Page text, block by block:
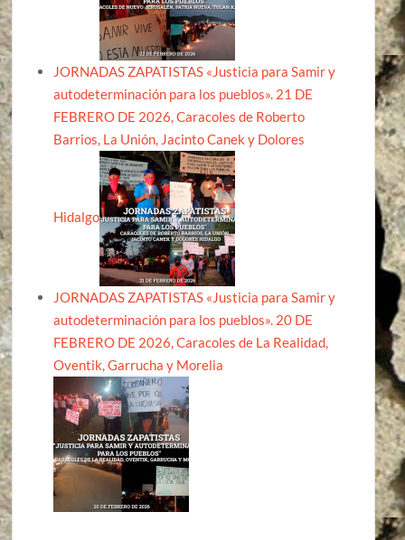
JORNADAS ZAPATISTAS «Justicia para Samir y
autodeterminación para los pueblos». 21 DE
FEBRERO DE 2026, Caracoles de Roberto
Barrios, La Unión, Jacinto Canek y Dolores
Hidalgo
JORNADAS ZAPATISTAS «Justicia para Samir y
autodeterminación para los pueblos». 20 DE
FEBRERO DE 2026, Caracoles de La Realidad,
Oventik, Garrucha y Morelia